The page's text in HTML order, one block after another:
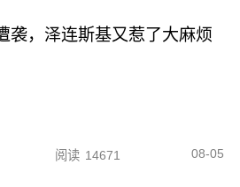
袭，泽连斯基又惹了大麻烦
阅读 14671 08-05